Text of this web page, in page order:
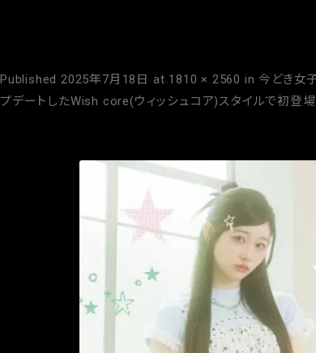
Published 2025年7月18日 at 1810 × 2560 in 今どき女
プデートしたWish core(ウィッシュコア)スタイルで初登場